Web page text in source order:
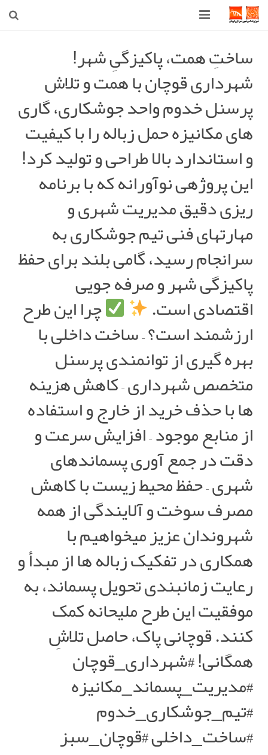
اخبار روز
قوچان
ارتباط با ما
ساختِ همت، پاکیزگیِ شهر!
شهرداری قوچان با همت و تلاش
پرسنل خدوم واحد جوشکاری، گاری
های مکانیزه حمل زباله را با کیفیت
و استاندارد بالا طراحی و تولید کرد!
این پروژهی نوآورانه که با برنامه
ریزی دقیق مدیریت شهری و
مهارتهای فنی تیم جوشکاری به
سرانجام رسید، گامی بلند برای حفظ
پاکیزگی شهر و صرفه جویی
اقتصادی است. چرا این طرح
ارزشمند است؟ – ساخت داخلی با
بهره گیری از توانمندی پرسنل
متخصص شهرداری – کاهش هزینه
ها با حذف خرید از خارج و استفاده
از منابع موجود – افزایش سرعت و
دقت در جمع آوری پسماندهای
شهری – حفظ محیط زیست با کاهش
مصرف سوخت و آلایندگی از همه
شهروندان عزیز میخواهیم با
همکاری در تفکیک زباله ها از مبدأ و
رعایت زمانبندی تحویل پسماند، به
موفقیت این طرح ملیحانه کمک
کنند. قوچانی پاک، حاصل تلاشِ
همگانی! #شهرداری_قوچان
#مدیریت_پسماند_مکانیزه
#تیم_جوشکاری_خدوم
#ساخت_داخلی #قوچان_سبز